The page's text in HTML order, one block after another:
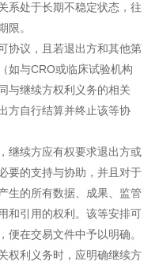
系处于长期不稳定状态，往
限。
协议，且若退出方和其他第
如与CRO或临床试验机构
与继续方权利义务的相关
方自行结算并终止该等协
继续方应有权要求退出方或
要的支持与协助，并且对于
生的所有数据、成果、监管
和引用的权利。该等安排可
在交易文件中予以明确。
权利义务时，应明确继续方